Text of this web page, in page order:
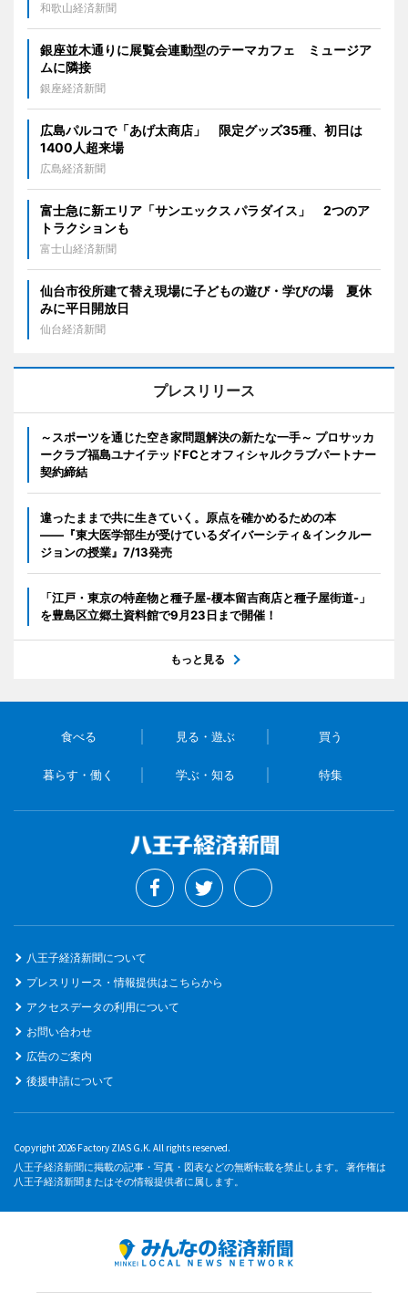
和歌山経済新聞
銀座並木通りに展覧会連動型のテーマカフェ ミュージア
ムに隣接
銀座経済新聞
広島パルコで「あげ太商店」 限定グッズ35種、初日は
1400人超来場
広島経済新聞
富士急に新エリア「サンエックス パラダイス」 2つのア
トラクションも
富士山経済新聞
仙台市役所建て替え現場に子どもの遊び・学びの場 夏休
みに平日開放日
仙台経済新聞
プレスリリース
～スポーツを通じた空き家問題解決の新たな一手～ プロサッカ
ークラブ福島ユナイテッドFCとオフィシャルクラブパートナー
契約締結
違ったままで共に生きていく。原点を確かめるための本
――『東大医学部生が受けているダイバーシティ＆インクルー
ジョンの授業』7/13発売
「江戸・東京の特産物と種子屋-榎本留吉商店と種子屋街道-」
を豊島区立郷土資料館で9月23日まで開催！
もっと見る
食べる 見る・遊ぶ 買う
暮らす・働く 学ぶ・知る 特集
八王子経済新聞について
プレスリリース・情報提供はこちらから
アクセスデータの利用について
お問い合わせ
広告のご案内
後援申請について
Copyright 2026 Factory ZIAS G.K. All rights reserved.
八王子経済新聞に掲載の記事・写真・図表などの無断転載を禁止します。 著作権は
八王子経済新聞またはその情報提供者に属します。